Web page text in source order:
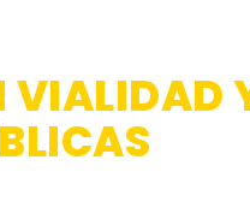
VIALIDAD